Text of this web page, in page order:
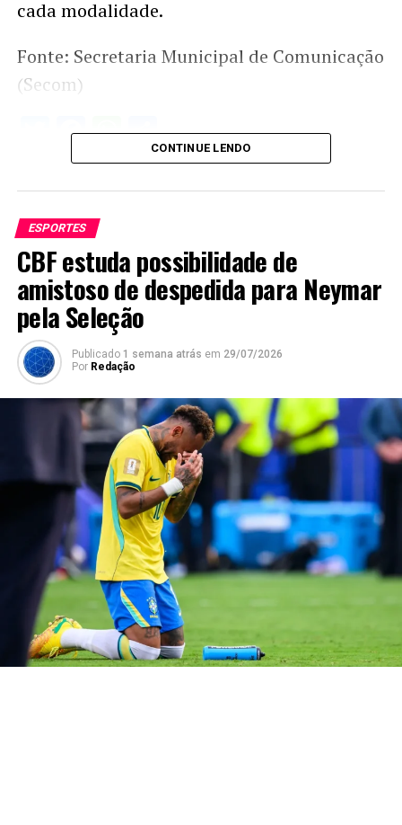
cada modalidade.
Fonte: Secretaria Municipal de Comunicação
(Secom)
Twitter
Facebook
WhatsApp
Share
CONTINUE LENDO
ESPORTES
CBF estuda possibilidade de
amistoso de despedida para Neymar
pela Seleção
Publicado 1 semana atrás em 29/07/2026
Por Redação